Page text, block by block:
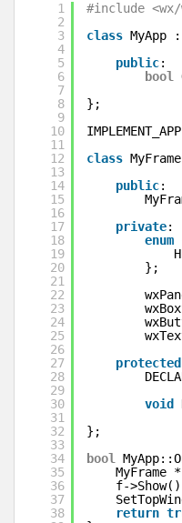
1
2
3
4
5
6
7
8
9
10
11
12
13
14
15
16
17
18
19
20
21
22
23
24
25
26
27
28
29
30
31
32
33
34
35
36
37
38
#include <wx/
class MyApp :
public:
bool
};
class
public:
private:
enum
};
protected
void
};
bool
MyFrame
f-
return